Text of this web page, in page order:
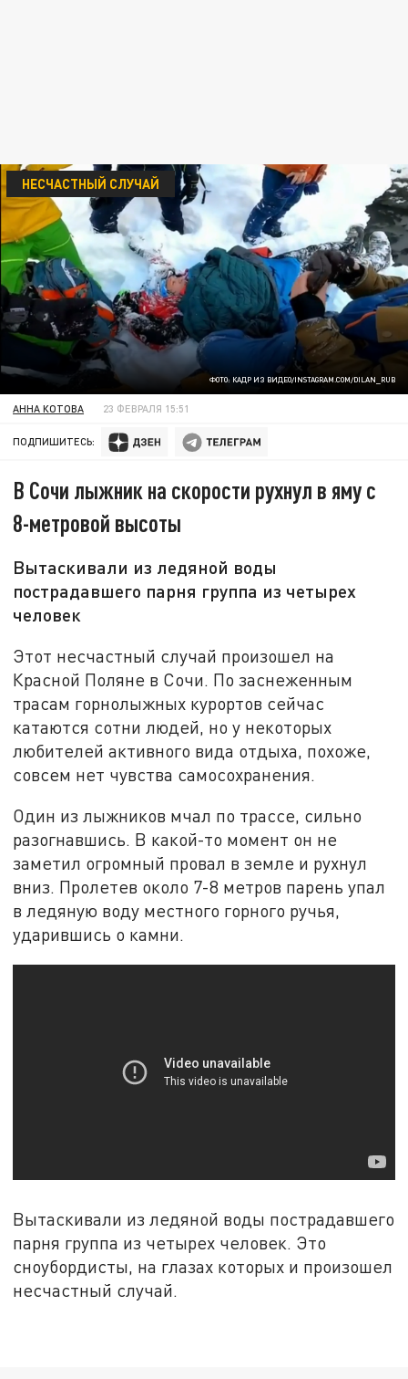
ФОТО: КАДР ИЗ ВИДЕО/INSTAGRAM.COM/DILAN_RUB
НЕСЧАСТНЫЙ СЛУЧАЙ
АННА КОТОВА 23 ФЕВРАЛЯ 15:51
ПОДПИШИТЕСЬ:
В Сочи лыжник на скорости рухнул в яму с
8-метровой высоты
Вытаскивали из ледяной воды
пострадавшего парня группа из четырех
человек
Этот несчастный случай произошел на
Красной Поляне в Сочи. По заснеженным
трасам горнолыжных курортов сейчас
катаются сотни людей, но у некоторых
любителей активного вида отдыха, похоже,
совсем нет чувства самосохранения.
Один из лыжников мчал по трассе, сильно
разогнавшись. В какой-то момент он не
заметил огромный провал в земле и рухнул
вниз. Пролетев около 7-8 метров парень упал
в ледяную воду местного горного ручья,
ударившись о камни.
Вытаскивали из ледяной воды пострадавшего
парня группа из четырех человек. Это
сноубордисты, на глазах которых и произошел
несчастный случай.